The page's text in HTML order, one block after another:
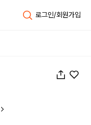
로그인/회원가입